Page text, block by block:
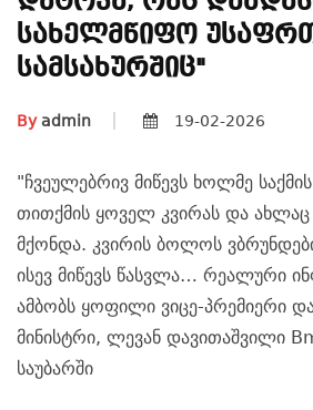
Სახელმწიფო
Სამსახურშიც"
Byadmin 19-02-2026
"ჩვეულებრივ მიწევს ხოლმე
თითქმის ყოველ კვირას და ახლაც
მქონდა. კვირის ბოლოს
ისევ მიწევს წასვლა… რეალური
ამბობს ყოფილი ვიცე-პრემიერი
მინისტრი, ლევან დავითაშვილი
საუბარში